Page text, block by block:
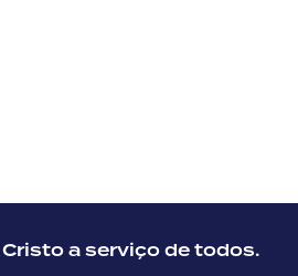
a serviço de todos.